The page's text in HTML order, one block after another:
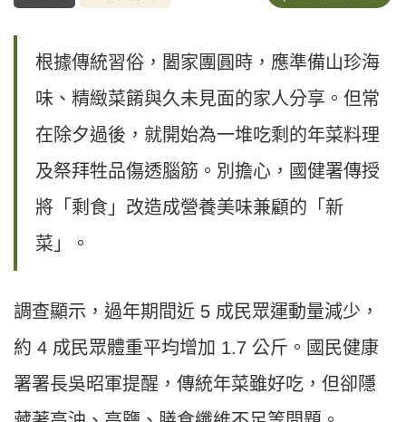
根據傳統習俗，闔家團圓時，應準備山珍海
味、精緻菜餚與久未見面的家人分享。但常
在除夕過後，就開始為一堆吃剩的年菜料理
及祭拜牲品傷透腦筋。別擔心，國健署傳授
將「剩食」改造成營養美味兼顧的「新
菜」。
調查顯示，過年期間近 5 成民眾運動量減少，
約 4 成民眾體重平均增加 1.7 公斤。國民健康
署署長吳昭軍提醒，傳統年菜雖好吃，但卻隱